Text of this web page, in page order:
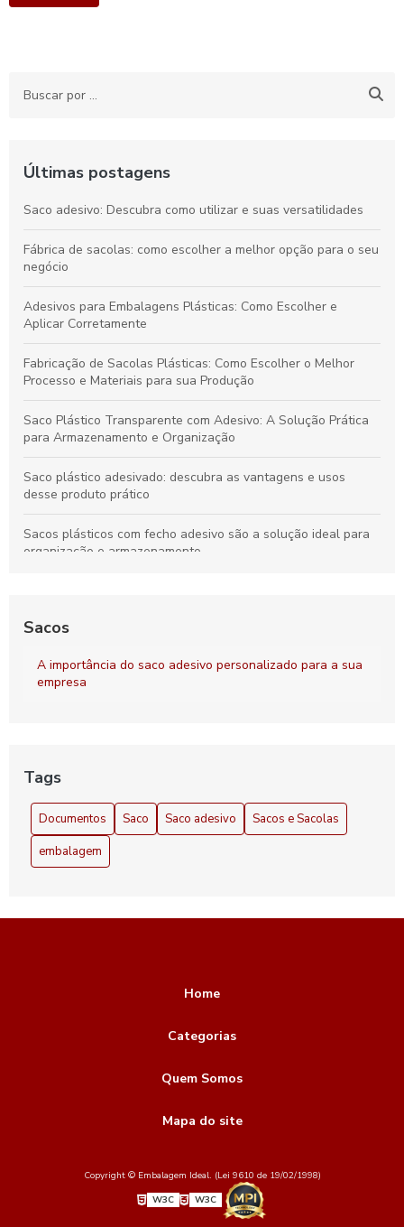
Últimas postagens
Saco adesivo: Descubra como utilizar e suas versatilidades
Fábrica de sacolas: como escolher a melhor opção para o seu
negócio
Adesivos para Embalagens Plásticas: Como Escolher e
Aplicar Corretamente
Fabricação de Sacolas Plásticas: Como Escolher o Melhor
Processo e Materiais para sua Produção
Saco Plástico Transparente com Adesivo: A Solução Prática
para Armazenamento e Organização
Saco plástico adesivado: descubra as vantagens e usos
desse produto prático
Sacos plásticos com fecho adesivo são a solução ideal para
organização e armazenamento
Transformam sua Marca
Sacos
A importância do saco adesivo personalizado para a sua
empresa
Tags
Documentos Saco Saco adesivo
Sacos e Sacolas
embalagem
Home
Categorias
Quem Somos
Mapa do site
Copyright © Embalagem Ideal. (Lei 9610 de 19/02/1998)
W3C
W3C